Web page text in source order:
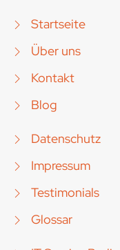
Startseite
Über uns
Kontakt
Blog
Datenschutz
Impressum
Testimonials
Glossar